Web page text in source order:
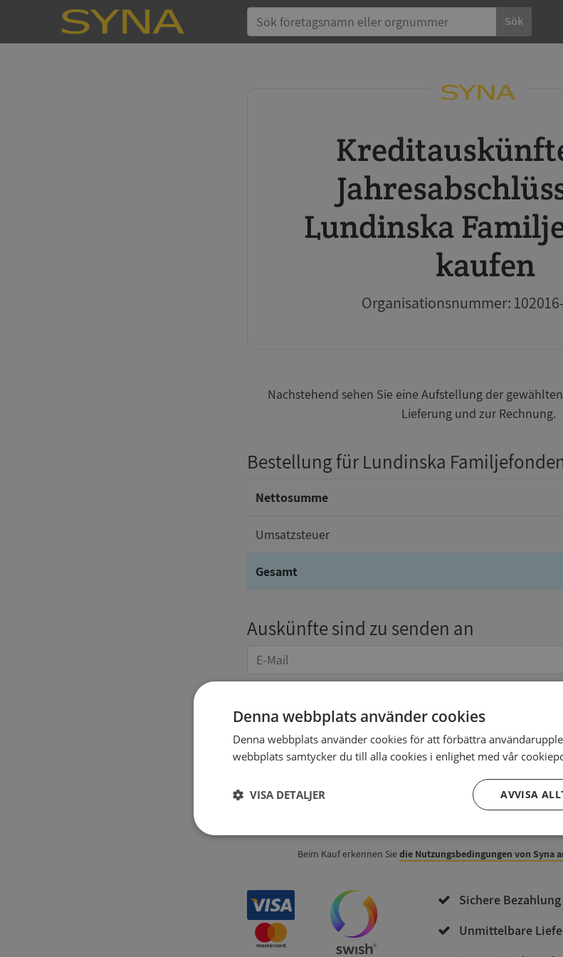
Sök
Kreditauskünfte und
Lundinska
kaufen
Organisationsnummer:
Nachstehend sehen Sie eine Aufstellung der
Lieferung und zur Rechnung.
Bestellung für Lundinska
Nettosumme
Umsatzsteuer
Gesamt
Auskünfte sind zu senden an
Angaben zur Rechnung(wahlweise)
Beim Kauf erkennen Siedie Nutzungsbedingungen von Syna
Sichere
Unmittelbare
Denna webbplats använder cookies
Denna webbplats använder cookies för att förbättra
webbplats samtycker du till alla cookies i enlighet med vår
AVVISA
VISA DETALJER
Strikt
nödvändigt
Prestanda Inriktning
Strikt nödvändigt